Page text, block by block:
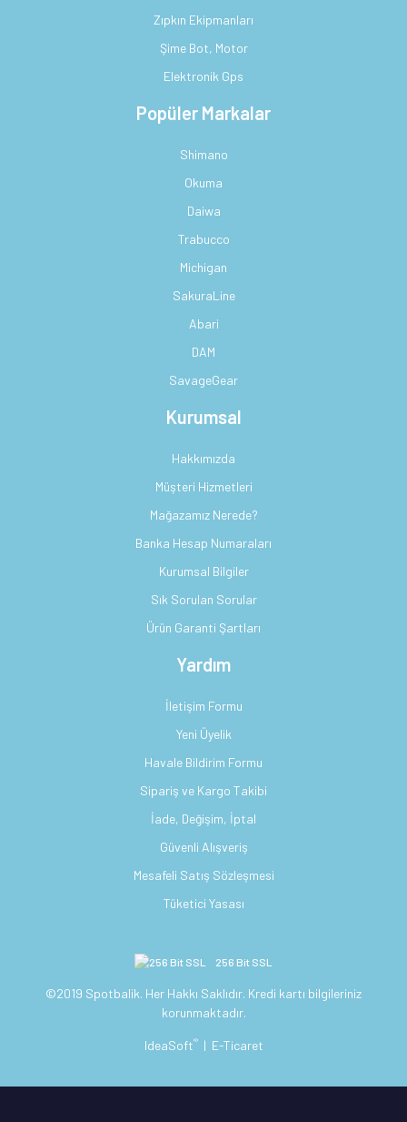
Zıpkın Ekipmanları
Şime Bot, Motor
Elektronik Gps
Popüler Markalar
Shimano
Okuma
Daiwa
Trabucco
Michigan
SakuraLine
Abari
DAM
SavageGear
Kurumsal
Hakkımızda
Müşteri Hizmetleri
Mağazamız Nerede?
Banka Hesap Numaraları
Kurumsal Bilgiler
Sık Sorulan Sorular
Ürün Garanti Şartları
Yardım
İletişim Formu
Yeni Üyelik
Havale Bildirim Formu
Sipariş ve Kargo Takibi
İade, Değişim, İptal
Güvenli Alışveriş
Mesafeli Satış Sözleşmesi
Tüketici Yasası
256 Bit SSL
©2019 Spotbalik. Her Hakkı Saklıdır. Kredi kartı bilgileriniz
korunmaktadır.
IdeaSoft® | E-Ticaret